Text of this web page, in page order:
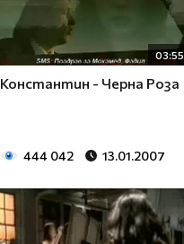
03:55
Константин - Черна Роза
444 042 13.01.2007